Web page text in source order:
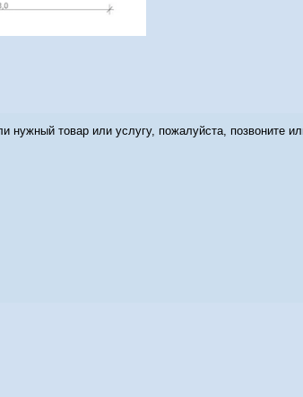
товар или услугу, пожалуйста, позвоните